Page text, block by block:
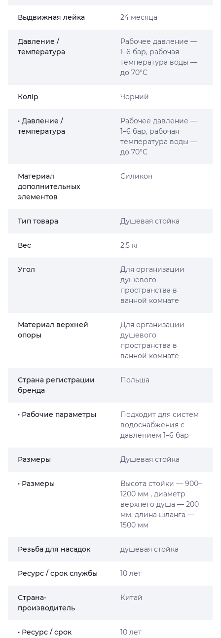
Выдвижная лейка 24 месяца
Давление /
температура
Рабочее давление —
1–6 бар, рабочая
температура воды —
до 70°C
Колір Чорний
• Давление /
температура
Рабочее давление —
1–6 бар, рабочая
температура воды —
до 70°C
Материал
дополнительных
элементов
Силикон
Тип товара Душевая стойка
Вес 2,5 кг
Угол
Для организации
душевого
пространства в
ванной комнате
Материал верхней
опоры
Для организации
душевого
пространства в
ванной комнате
Страна регистрации
бренда
Польша
• Рабочие параметры
Подходит для систем
водоснабжения с
давлением 1–6 бар
Размеры Душевая стойка
• Размеры
Высота стойки — 900–
1200 мм , диаметр
верхнего душа — 200
мм, длина шланга —
1500 мм
Резьба для насадок душевая стойка
Ресурс / срок службы 10 лет
Страна-
производитель
Китай
• Ресурс / срок 10 лет